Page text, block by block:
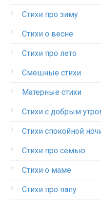
Стихи про зиму
Стихи о весне
Стихи про лето
Смешные стихи
Матерные стихи
Стихи с добрым
Стихи спокойной
Стихи про семью
Стихи о маме
Стихи про папу